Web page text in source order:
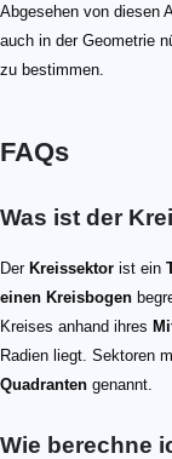
Abgesehen von diesen
auch in der Geometrie
zu bestimmen.
FAQs
Was ist der
Der Kreissektor ist ein
einen Kreisbogen
Kreises anhand ihres
Radien liegt. Sektoren
Quadranten genannt.
Wie berechne